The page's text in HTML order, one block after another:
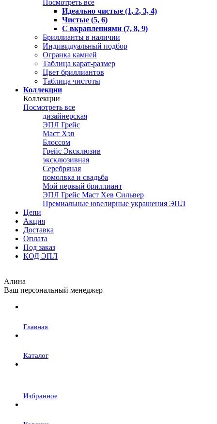
Посмотреть все
Идеально чистые (1, 2, 3, 4)
Чистые (5, 6)
С вкраплениями (7, 8, 9)
Бриллианты в наличии
Индивидуальный подбор
Огранка камней
Таблица карат-размер
Цвет бриллиантов
Таблица чистоты
Коллекции
Коллекции
Посмотреть все
дизайнерская
ЭПЛ Грейс
Маст Хэв
Блоссом
Грейс Эксклюзив
эксклюзивная
Серебряная
помолвка и свадьба
Мой первый бриллиант
ЭПЛ Грейс Маст Хев Сильвер
Премиальные ювелирные украшения ЭПЛ
Цепи
Акция
Доставка
Оплата
Под заказ
КОД ЭПЛ
Алина
Ваш персональный менеджер
Главная
Каталог
Избранное